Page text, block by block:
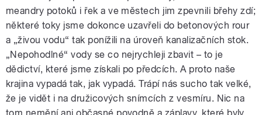
meandry potoků i řek a ve městech jim zpevnili břehy zdí;
některé toky jsme dokonce uzavřeli do betonových rour
a „živou vodu“ tak ponížili na úroveň kanalizačních stok.
„Nepohodlné“ vody se co nejrychleji zbavit – to je
dědictví, které jsme získali po předcích. A proto naše
krajina vypadá tak, jak vypadá. Trápí nás sucho tak velké,
že je vidět i na družicových snímcích z vesmíru. Nic na